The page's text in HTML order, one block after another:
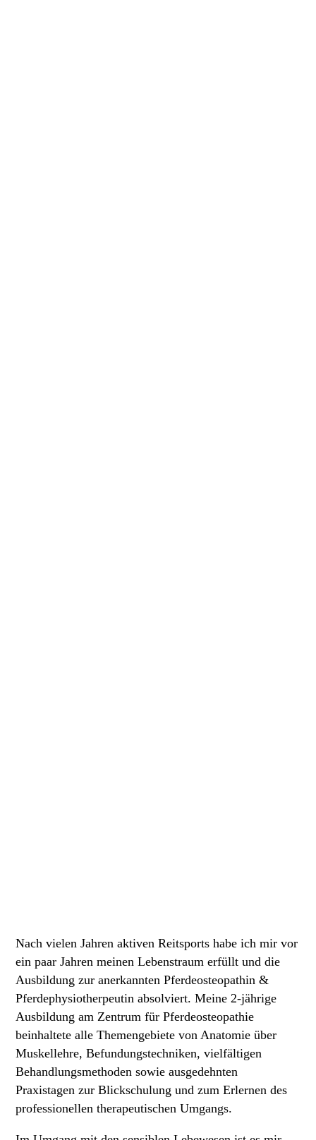
Nach vielen Jahren aktiven Reitsports habe ich mir vor
ein paar Jahren meinen Lebenstraum erfüllt und die
Ausbildung zur anerkannten Pferdeosteopathin &
Pferdephysiotherpeutin absolviert. Meine 2-jährige
Ausbildung am Zentrum für Pferdeosteopathie
beinhaltete alle Themengebiete von Anatomie über
Muskellehre, Befundungstechniken, vielfältigen
Behandlungsmethoden sowie ausgedehnten
Praxistagen zur Blickschulung und zum Erlernen des
professionellen therapeutischen Umgangs.